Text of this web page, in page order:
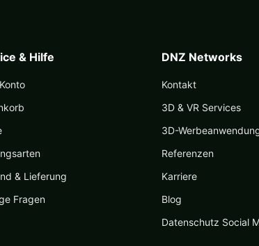
& Hilfe
& Lieferung
Fragen
DNZ Networks
Kontakt
3D & VR Services
3D-
Referenzen
Karriere
Blog
Datenschutz Social